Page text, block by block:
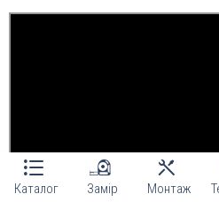
Каталог Замір Монтаж